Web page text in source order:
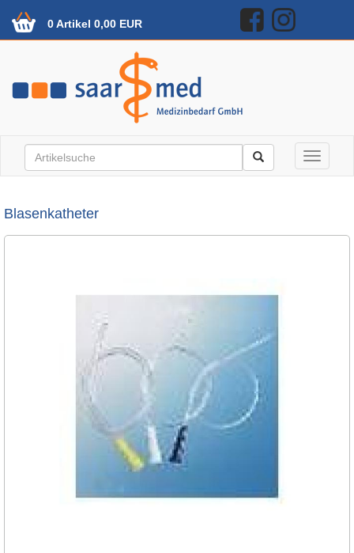
0 Artikel 0,00 EUR
Toggle
Blasenkatheter